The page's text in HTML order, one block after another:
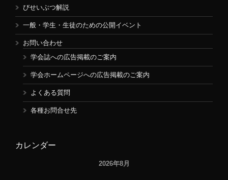
びせいぶつ解説
一般・学生・生徒のための公開イベント
お問い合わせ
学会誌への広告掲載のご案内
学会ホームページへの広告掲載のご案内
よくある質問
各種お問合せ先
カレンダー
2026年8月